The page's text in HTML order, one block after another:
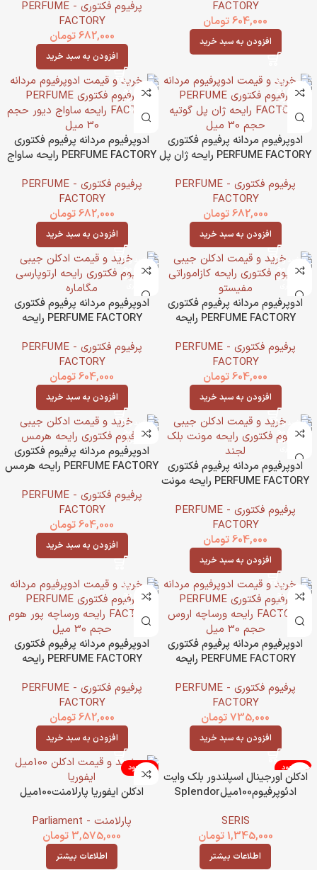
FACTORY
604,000تومان
افزودن به سبد خرید
پرفیوم فکتوری - PERFUME
FACTORY
682,000تومان
افزودن به سبد خرید
ادوپرفیوم مردانه پرفیوم فکتوری
PERFUME FACTORY رایحه ژان پل
پرفیوم فکتوری - PERFUME
FACTORY
682,000تومان
افزودن به سبد خرید
ادوپرفیوم مردانه پرفیوم فکتوری
PERFUME FACTORY رایحه ساواج
پرفیوم فکتوری - PERFUME
FACTORY
682,000تومان
افزودن به سبد خرید
ادوپرفیوم مردانه پرفیوم فکتوری
PERFUME FACTORY رایحه
پرفیوم فکتوری - PERFUME
FACTORY
604,000تومان
افزودن به سبد خرید
ادوپرفیوم مردانه پرفیوم فکتوری
PERFUME FACTORY رایحه
پرفیوم فکتوری - PERFUME
FACTORY
604,000تومان
افزودن به سبد خرید
ادوپرفیوم مردانه پرفیوم فکتوری
PERFUME FACTORY رایحه مونت
پرفیوم فکتوری - PERFUME
FACTORY
604,000تومان
افزودن به سبد خرید
ادوپرفیوم مردانه پرفیوم فکتوری
PERFUME FACTORY رایحه هرمس
پرفیوم فکتوری - PERFUME
FACTORY
604,000تومان
افزودن به سبد خرید
ادوپرفیوم مردانه پرفیوم فکتوری
PERFUME FACTORY رایحه
پرفیوم فکتوری - PERFUME
FACTORY
735,000تومان
افزودن به سبد خرید
ادوپرفیوم مردانه پرفیوم فکتوری
PERFUME FACTORY رایحه
پرفیوم فکتوری - PERFUME
FACTORY
682,000تومان
افزودن به سبد خرید
ناموجود
ادکلن اورجینال اسپلندور بلک وایت
ادئوپرفیوم100میلSplendor
SERIS
1,345,000تومان
اطلاعات بیشتر
ناموجود
ادکلن ایفوریا پارلامنت100میل
پارلامنت - Parliament
3,575,000تومان
اطلاعات بیشتر